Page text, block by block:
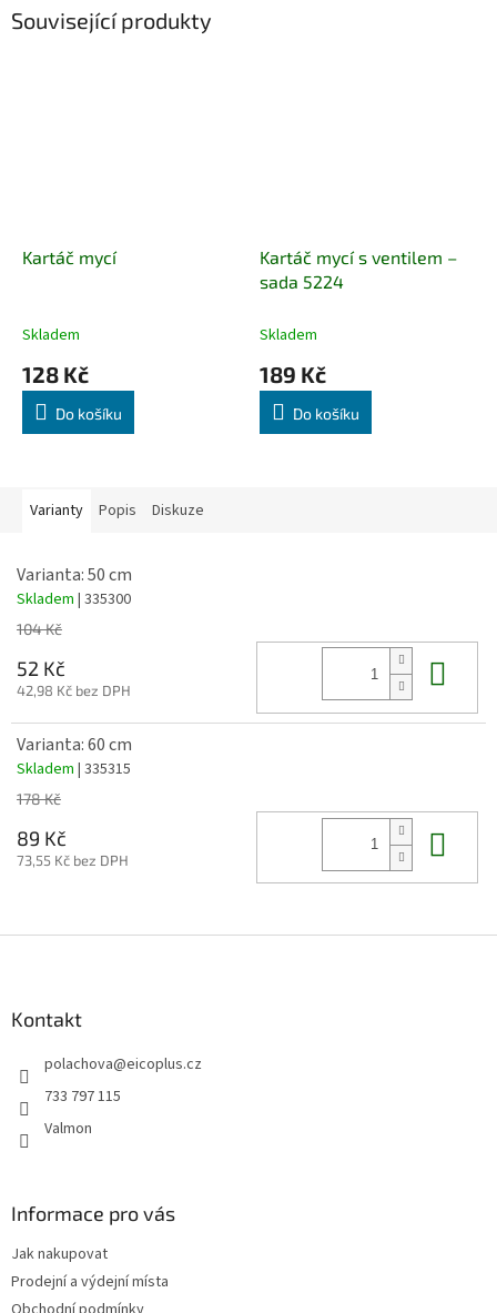
Související produkty
Kartáč mycí
Skladem
128 Kč
Do košíku
Kartáč mycí s ventilem –
sada 5224
Skladem
189 Kč
Do košíku
Varianty Popis Diskuze
Varianta: 50 cm
Skladem | 335300
104 Kč
52 Kč
42,98 Kč bez DPH
Varianta: 60 cm
Skladem | 335315
178 Kč
89 Kč
73,55 Kč bez DPH
Kontakt
polachova@eicoplus.cz
733 797 115
Valmon
Informace pro vás
Jak nakupovat
Prodejní a výdejní místa